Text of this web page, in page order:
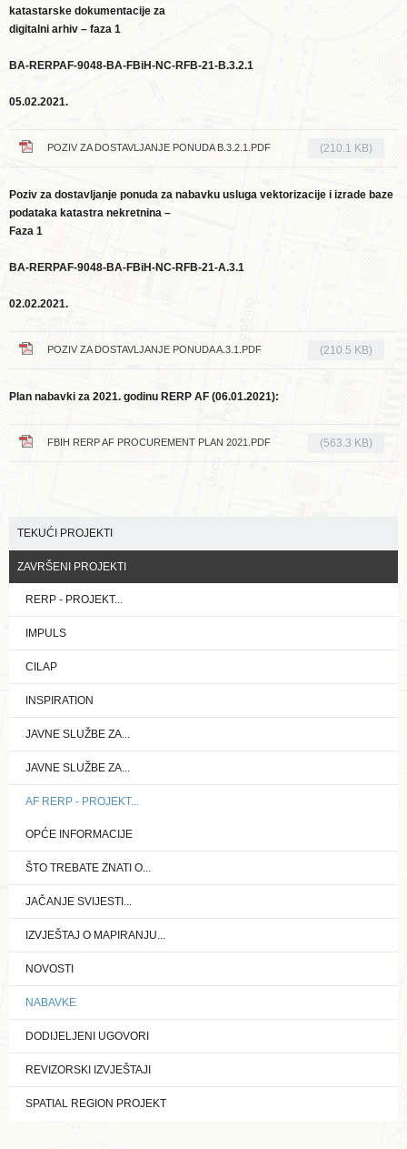
katastarske dokumentacije za
digitalni arhiv – faza 1
BA-RERPAF-9048-BA-FBiH-NC-RFB-21-B.3.2.1
05.02.2021.
POZIV ZA DOSTAVLJANJE PONUDA B.3.2.1.PDF (210.1 KB)
Poziv za dostavljanje ponuda za nabavku usluga vektorizacije i izrade baze
podataka katastra nekretnina –
Faza 1
BA-RERPAF-9048-BA-FBiH-NC-RFB-21-A.3.1
02.02.2021.
POZIV ZA DOSTAVLJANJE PONUDA A.3.1.PDF (210.5 KB)
Plan nabavki za 2021. godinu RERP AF (06.01.2021):
FBIH RERP AF PROCUREMENT PLAN 2021.PDF (563.3 KB)
TEKUĆI PROJEKTI
ZAVRŠENI PROJEKTI
RERP - PROJEKT...
IMPULS
CILAP
INSPIRATION
JAVNE SLUŽBE ZA...
JAVNE SLUŽBE ZA...
AF RERP - PROJEKT...
OPĆE INFORMACIJE
ŠTO TREBATE ZNATI O...
JAČANJE SVIJESTI...
IZVJEŠTAJ O MAPIRANJU...
NOVOSTI
NABAVKE
DODIJELJENI UGOVORI
REVIZORSKI IZVJEŠTAJI
SPATIAL REGION PROJEKT